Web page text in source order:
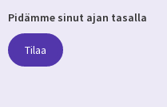
Pidämme sinut ajan tasalla
Tilaa